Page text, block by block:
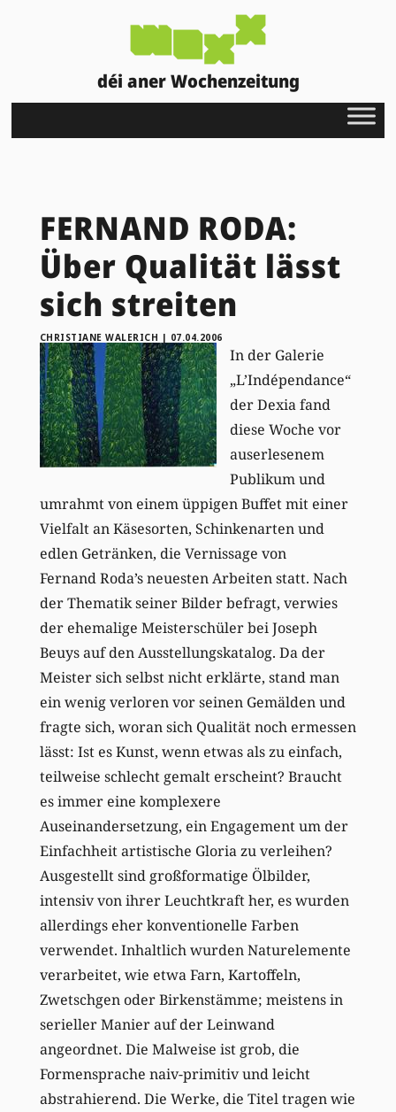
déi aner Wochenzeitung
FERNAND RODA:
Über Qualität lässt
sich streiten
CHRISTIANE WALERICH | 07.04.2006
In der Galerie
„L’Indépendance“
der Dexia fand
diese Woche vor
auserlesenem
Publikum und
umrahmt von einem üppigen Buffet mit einer
Vielfalt an Käsesorten, Schinkenarten und
edlen Getränken, die Vernissage von
Fernand Roda’s neuesten Arbeiten statt. Nach
der Thematik seiner Bilder befragt, verwies
der ehemalige Meisterschüler bei Joseph
Beuys auf den Ausstellungskatalog. Da der
Meister sich selbst nicht erklärte, stand man
ein wenig verloren vor seinen Gemälden und
fragte sich, woran sich Qualität noch ermessen
lässt: Ist es Kunst, wenn etwas als zu einfach,
teilweise schlecht gemalt erscheint? Braucht
es immer eine komplexere
Auseinandersetzung, ein Engagement um der
Einfachheit artistische Gloria zu verleihen?
Ausgestellt sind großformatige Ölbilder,
intensiv von ihrer Leuchtkraft her, es wurden
allerdings eher konventionelle Farben
verwendet. Inhaltlich wurden Naturelemente
verarbeitet, wie etwa Farn, Kartoffeln,
Zwetschgen oder Birkenstämme; meistens in
serieller Manier auf der Leinwand
angeordnet. Die Malweise ist grob, die
Formensprache naiv-primitiv und leicht
abstrahierend. Die Werke, die Titel tragen wie